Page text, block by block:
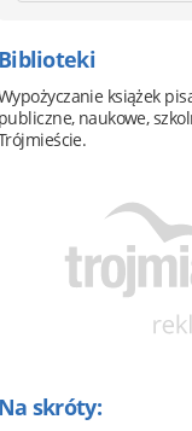
Biblioteki
książek
publiczne, naukowe,
Na skróty: